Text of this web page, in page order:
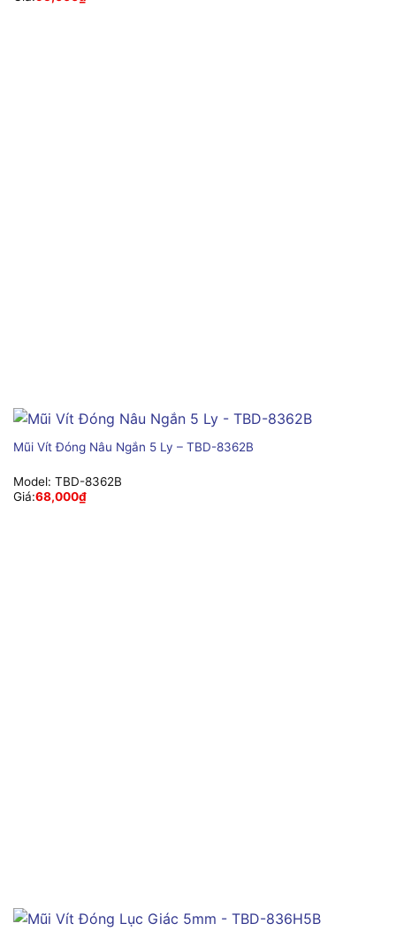
Mũi Vít Đóng Nâu Ngắn 5 Ly – TBD-8362B
Model: TBD-8362B
Giá:68,000₫